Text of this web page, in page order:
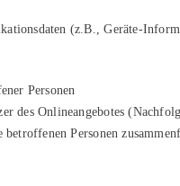
(z.B., Geräte-
Personen
des Onlineangebotes
Personen